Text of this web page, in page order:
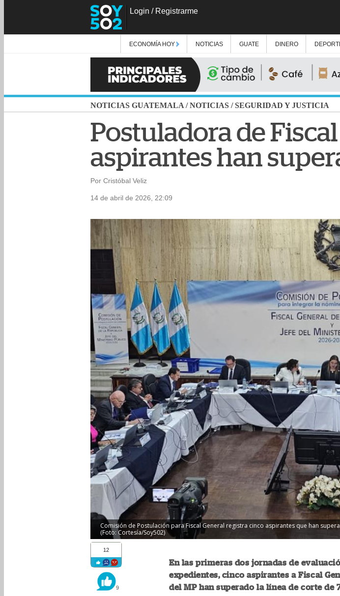
Login / Registrarme
ECONOMÍA HOY NOTICIAS GUATE DINERO
NOTICIAS GUATEMALA /NOTICIAS /SEGURIDAD Y JUSTICIA
Postuladora de
aspirantes han
Por Cristóbal Veliz
14 de abril de 2026, 22:09
Comisión de Postulación para Fiscal General registra cinco aspirantes que han
(Foto: Cortesía/Soy502)
12
9
En las primeras dos jornadas de
expedientes, cinco aspirantes a Fiscal
del MP han superado la línea de corte de